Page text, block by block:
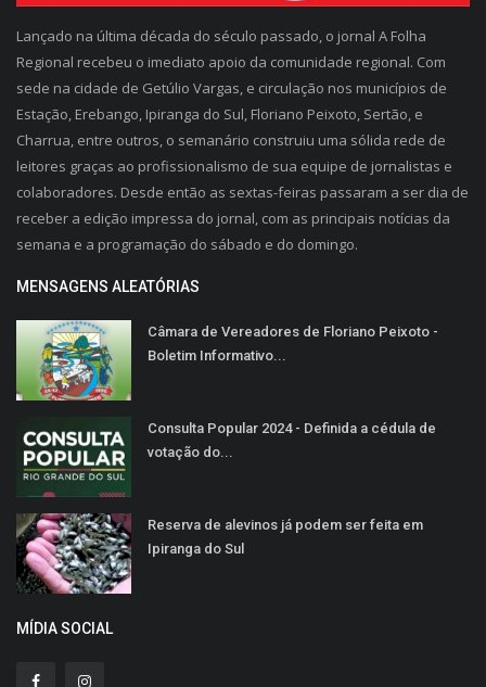
Lançado na última década do século passado, o jornal A Folha
Regional recebeu o imediato apoio da comunidade regional. Com
sede na cidade de Getúlio Vargas, e circulação nos municípios de
Estação, Erebango, Ipiranga do Sul, Floriano Peixoto, Sertão, e
Charrua, entre outros, o semanário construiu uma sólida rede de
leitores graças ao profissionalismo de sua equipe de jornalistas e
colaboradores. Desde então as sextas-feiras passaram a ser dia de
receber a edição impressa do jornal, com as principais notícias da
semana e a programação do sábado e do domingo.
MENSAGENS ALEATÓRIAS
Câmara de Vereadores de Floriano Peixoto -
Boletim Informativo...
Consulta Popular 2024 - Definida a cédula de
votação do...
Reserva de alevinos já podem ser feita em
Ipiranga do Sul
MÍDIA SOCIAL